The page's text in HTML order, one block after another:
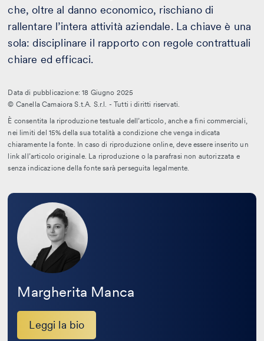
che, oltre al danno economico, rischiano di
rallentare l’intera attività aziendale. La chiave è una
sola: disciplinare il rapporto con regole contrattuali
chiare ed efficaci.
Data di pubblicazione: 18 Giugno 2025
© Canella Camaiora S.t.A. S.r.l. - Tutti i diritti riservati.
È consentita la riproduzione testuale dell’articolo, anche a fini commerciali,
nei limiti del 15% della sua totalità a condizione che venga indicata
chiaramente la fonte. In caso di riproduzione online, deve essere inserito un
link all’articolo originale. La riproduzione o la parafrasi non autorizzata e
senza indicazione della fonte sarà perseguita legalmente.
Margherita Manca
Leggi la bio
Leggi
bio